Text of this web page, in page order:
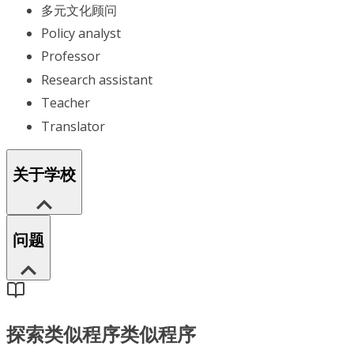
多元文化顾问
Policy analyst
Professor
Research assistant
Teacher
Translator
关于学校
问题
探索类似程序类似程序